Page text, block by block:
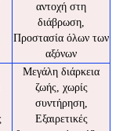
αντοχή στη
διάβρωση,
Προστασία όλων των
αξόνων
Μεγάλη διάρκεια
ζωής, χωρίς
συντήρηση,
Εξαιρετικές